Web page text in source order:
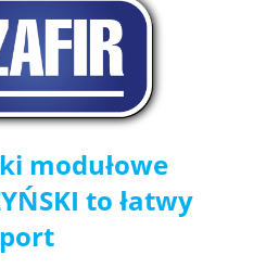
modułowe
to łatwy